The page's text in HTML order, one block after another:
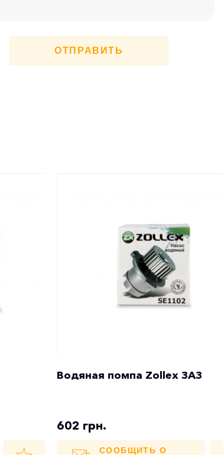
ОТПРАВИТЬ
Водяная помпа Zollex ЗАЗ
602 грн.
СООБЩИТЬ О